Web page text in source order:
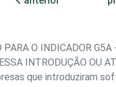
PARA O INDICADOR
INTRODUÇÃO OU
que introduziram